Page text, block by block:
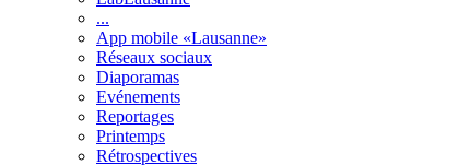
...
App mobile «Lausanne»
Réseaux sociaux
Diaporamas
Evénements
Reportages
Printemps
Rétrospectives